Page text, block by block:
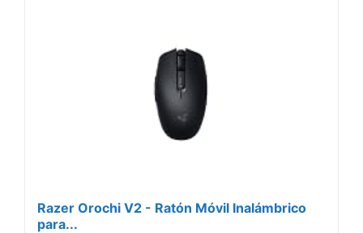
Razer Orochi V2 - Ratón Móvil Inalámbrico
para...